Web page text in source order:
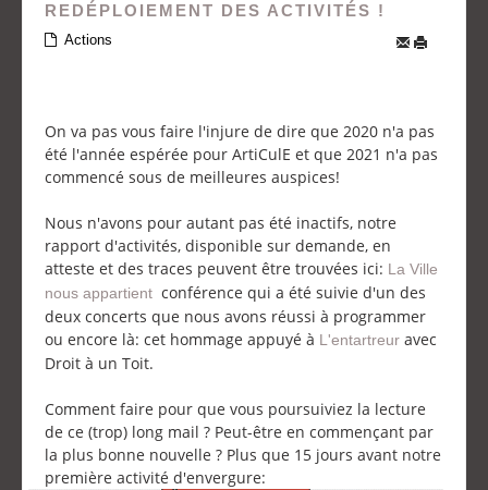
REDÉPLOIEMENT DES ACTIVITÉS !
Actions
On va pas vous faire l'injure de dire que 2020 n'a pas
été l'année espérée pour ArtiCulE et que 2021 n'a pas
commencé sous de meilleures auspices!
Nous n'avons pour autant pas été inactifs, notre
rapport d'activités, disponible sur demande, en
atteste et des traces peuvent être trouvées ici: La Ville
nous appartient conférence qui a été suivie d'un des
deux concerts que nous avons réussi à programmer
ou encore là: cet hommage appuyé à L'entartreur avec
Droit à un Toit.
Comment faire pour que vous poursuiviez la lecture
de ce (trop) long mail ? Peut-être en commençant par
la plus bonne nouvelle ? Plus que 15 jours avant notre
première activité d'envergure: